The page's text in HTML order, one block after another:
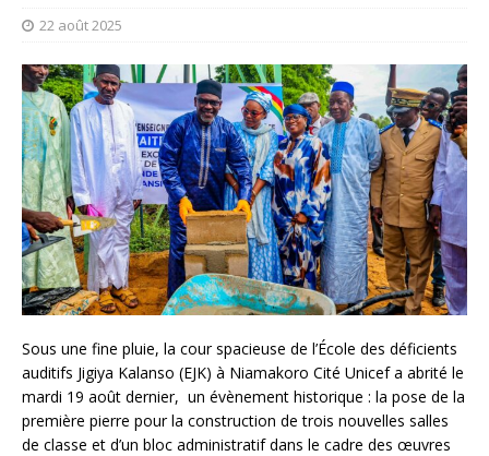
22 août 2025
Sous une fine pluie, la cour spacieuse de l’École des déficients
auditifs Jigiya Kalanso (EJK) à Niamakoro Cité Unicef a abrité le
mardi 19 août dernier, un évènement historique : la pose de la
première pierre pour la construction de trois nouvelles salles
de classe et d’un bloc administratif dans le cadre des œuvres